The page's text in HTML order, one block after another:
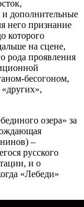
дополнительные
него признание
которого
на сцене,
рода проявления
бесогоном,
озера» за
–
русского
и о
«Лебеди»